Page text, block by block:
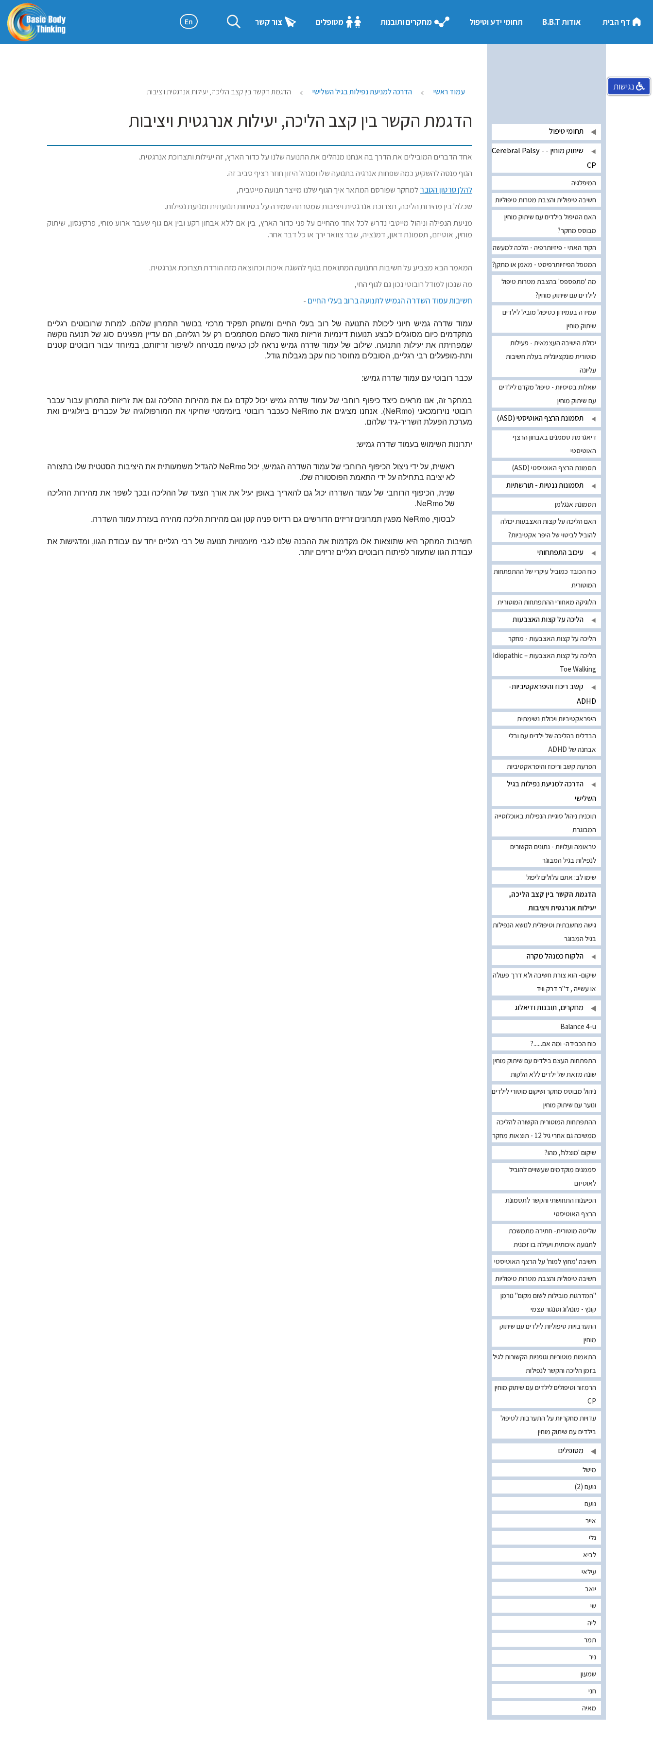
דף הבית אודות B.B.T תחומי ידע וטיפול מחקרים ותובנות מטופלים צור קשר En
עמוד ראשי הדרכה למניעת נפילות בגיל השלישי הדגמת הקשר בין קצב הליכה, יעילות אנרגטית ויציבות
הדגמת הקשר בין קצב הליכה, יעילות אנרגטית ויציבות
אחד הדברים המובילים את הדרך בה אנחנו מנהלים את התנועה שלנו על כדור הארץ, זה יעילות ותצרוכת אנרגטית.
הגוף מנסה להשקיע כמה שפחות אנרגיה בתנועה שלו ומנהל היזון חוזר רציף סביב זה.
להלן סרטון הסברלמחקר שפורסם המתאר איך הגוף שלנו מייצר תנועה מייטבית,
שכלול בין מהירות הליכה, תצרוכת אנרגטית ויציבות שמטרתה שמירה על בטיחות תנועתית ומניעת נפילות.
מניעת הנפילה וניהול מייטבי נדרש לכל אחד מהחיים על פני כדור הארץ, בין אם ללא אבחון רקע ובין אם גוף שעבר ארוע מוחי, פרקינסון, שיתוק
מוחין, אוטיזם, תסמונת דאון, דמנציה, שבר צוואר ירך או כל דבר אחר.
המאמר הבא מצביע על חשיבות התנועה המתואמת בגוף להשגת איכות וכתוצאה מזה הורדת תצרוכת אנרגטית.
מה שנכון למודל רובוטי נכון גם לגוף החי,
חשיבות עמוד השדרה הגמיש לתנועה ברוב בעלי החיים -
עמוד שדרה גמיש חיוני ליכולת התנועה של רוב בעלי החיים ומשחק תפקיד מרכזי בכושר התמרון שלהם. למרות שרובוטים רגליים
מתקדמים כיום מסוגלים לבצע תנועות דינמיות וזריזות מאוד כשהם מסתמכים רק על רגליהם, הם עדיין מפגינים סוג של תנועה נוקשה
שמפחיתה את יעילות התנועה. שילוב של עמוד שדרה גמיש נראה לכן כגישה מבטיחה לשיפור זריזותם, במיוחד עבור רובוטים קטנים
ותת-מופעלים רבי רגליים, הסובלים מחוסר כוח עקב מגבלות גודל.
עכבר רובוטי עם עמוד שדרה גמיש:
במחקר זה, אנו מראים כיצד כיפוף רוחבי של עמוד שדרה גמיש יכול לקדם גם את מהירות ההליכה וגם את זריזות התמרון עבור עכבר
רובוטי נוירומכאני (NeRmo). אנחנו מציגים את NeRmo כעכבר רובוטי ביומימטי שחיקוי את המורפולוגיה של עכברים ביולוגיים ואת
מערכת הפעלת השריר-גיד שלהם.
יתרונות השימוש בעמוד שדרה גמיש:
ראשית, על ידי ניצול הכיפוף הרוחבי של עמוד השדרה הגמיש, יכול NeRmo להגדיל משמעותית את היציבות הסטטית שלו בתצורה
לא יציבה בתחילה על ידי התאמת הפוסטורה שלו.
שנית, הכיפוף הרוחבי של עמוד השדרה יכול גם להאריך באופן יעיל את אורך הצעד של ההליכה ובכך לשפר את מהירות ההליכה
של NeRmo.
לבסוף, NeRmo מפגין תמרונים זריזים הדורשים גם רדיוס פניה קטן וגם מהירות הליכה מהירה בעזרת עמוד השדרה.
חשיבות המחקר היא שתוצאות אלו מקדמות את ההבנה שלנו לגבי מיומנויות תנועה של רבי רגליים יחד עם עבודת הגוו, ומדגישות את
עבודת הגוו שתעזור לפיתוח רובוטים רגליים זריזים יותר.
תחומי טיפול
שיתוק מוחין - Cerebral Palsy -
CP
המיפלגיה
חשיבה טיפולית והצבת מטרות טיפוליות
האם הטיפול בילדים עם שיתוק מוחין
מבוסס מחקר?
הקוד האתי - פיזיותרפיה - הלכה למעשה
המטפל הפיזיותרפיסט - מאמן או מתקן?
מה 'מתפספס' בהצבת מטרות טיפול
לילדים עם שיתוק מוחין?
עמידה בעמידון כטיפול מוביל לילדים
שיתוק מוחין
יכולת הישיבה העצמאית - פעילות
מוטורית פונקציונלית בעלת חשיבות
עליונה
שאלות בסיסיות - טיפול מקדם לילדים
עם שיתוק מוחין
תסמונת הרצף האוטיסטי (ASD)
דיאגרמת סממנים באבחון הרצף
האוטיסטי
תסמונת הרצף האוטיסטי (ASD)
תסמונות גנטיות - תורשתיות
תסמונת אנגלמן
האם הליכה על קצות האצבעות יכולה
להוביל לביטוי של היפר אקטיביות?
עיכוב התפתחותי
כוח הכובד כמוביל עיקרי של ההתפתחות
המוטורית
הלוגיקה מאחורי ההתפתחות המוטורית
הליכה על קצות האצבעות
הליכה על קצות האצבעות - מחקר
הליכה על קצות האצבעות – Idiopathic
Toe Walking
קשב ריכוז והיפראקטיביות-
ADHD
היפראקטיביות ויכולת נשימתית
הבדלים בהליכה של ילדים עם ובלי
אבחנה של ADHD
הפרעת קשב וריכוז והיפראקטיביות
הדרכה למניעת נפילות בגיל
השלישי
תוכנית ניהול סוגיית הנפילות באוכלוסייה
המבוגרת
טראומה ועלויות - נתונים הקשורים
לנפילות בגיל המבוגר
שימו לב: אתם עלולים ליפול
הדגמת הקשר בין קצב הליכה,
יעילות אנרגטית ויציבות
גישה מחשבתית וטיפולית לנושא הנפילות
בגיל המבוגר
הלקוח כמנהל מקרה
שיקום- הוא צורת חשיבה ולא דרך פעולה
או עשייה , ד"ר דרק וויד
מחקרים, תובנות ודיאלוג
Balance 4-u
כוח הכבידה- ומה אם......?
התפתחות העצם בילדים עם שיתוק מוחין
שונה מזאת של ילדים ללא הלקות
ניהול מבוסס מחקר ושיקום מוטורי לילדים
ונוער עם שיתוק מוחין
ההתפתחות המוטורית הקשורה להליכה
ממשיכה גם אחרי גיל 12 - תוצאות מחקר
שיקום 'מוצלח', מהו?
סממנים מוקדמים שעשויים להוביל
לאוטיזם
הפיענוח התחושתי והקשר לתסמונת
הרצף האוטיסטי
שליטה מוטורית- חתירה מתמשכת
לתנועה איכותית ויעילה בו זמנית
חשיבה 'מחוץ למוח' על הרצף האוטיסטי
חשיבה טיפולית והצבת מטרות טיפוליות
"המדרגות מובילות לשום מקום" נורמן
קונץ - מונולוג וסנגור עצמי
התערבויות טיפוליות לילדים עם שיתוק
מוחין
התאמות מוטוריות וגופניות הקשורות לגיל
בזמן הליכה והקשר לנפילות
הרמזור וטיפולים לילדים עם שיתוק מוחין
CP
עדויות מחקריות על התערבות לטיפול
בילדים עם שיתוק מוחין
מטופלים
מישל
נועם (2)
נועם
אייר
גלי
לביא
עילאי
יואב
שי
ליה
תמר
ניר
שמעון
חני
מאיה
נגישות